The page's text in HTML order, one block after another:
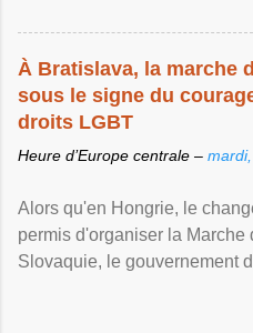
À Bratislava, la marche
sous le signe du
droits LGBT
Heure d’Europe centrale –
Alors qu'en Hongrie, le
permis d'organiser la Marche
Slovaquie, le gouvernement